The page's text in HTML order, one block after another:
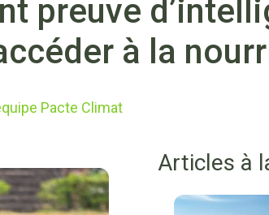
preuve
à la
Pacte Climat
Articles à